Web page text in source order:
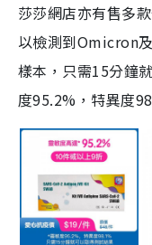
莎莎網店亦有售多
以檢測到Omicron
樣本，只需15分鐘
度95.2%，特異度